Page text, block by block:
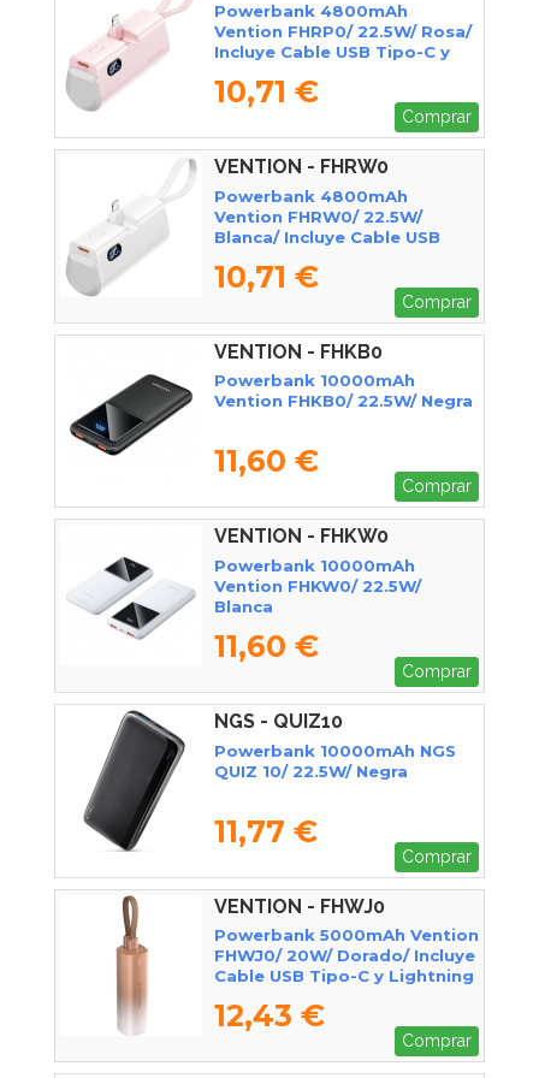
Powerbank 4800mAh
Vention FHRP0/ 22.5W/ Rosa/
Incluye Cable USB Tipo-C y
10,71 €
Comprar
VENTION - FHRW0
Powerbank 4800mAh
Vention FHRW0/ 22.5W/
Blanca/ Incluye Cable USB
10,71 €
Comprar
VENTION - FHKB0
Powerbank 10000mAh
Vention FHKB0/ 22.5W/ Negra
11,60 €
Comprar
VENTION - FHKW0
Powerbank 10000mAh
Vention FHKW0/ 22.5W/
Blanca
11,60 €
Comprar
NGS - QUIZ10
Powerbank 10000mAh NGS
QUIZ 10/ 22.5W/ Negra
11,77 €
Comprar
VENTION - FHWJ0
Powerbank 5000mAh Vention
FHWJ0/ 20W/ Dorado/ Incluye
Cable USB Tipo-C y Lightning
12,43 €
Comprar